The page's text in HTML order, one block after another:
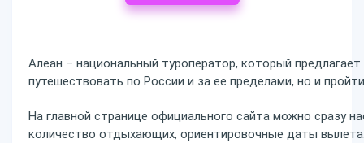
Алеан – национальный туроператор, который
путешествовать по России и за ее пределами, но и
На главной странице официального сайта можно сразу
количество отдыхающих, ориентировочные даты